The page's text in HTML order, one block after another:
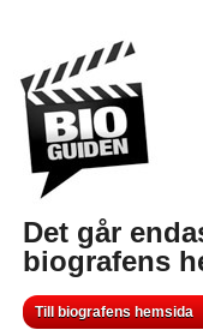
Det går
biografens
Till biografens hemsida